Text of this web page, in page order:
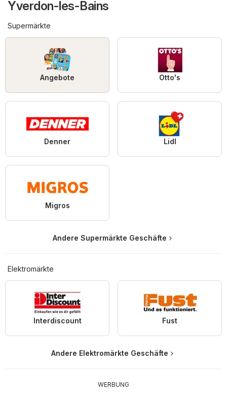
Yverdon-les-Bains
Supermärkte
Angebote Otto's
Denner Lidl
Migros
Andere Supermärkte Geschäfte
Elektromärkte
Interdiscount Fust
Andere Elektromärkte Geschäfte
WERBUNG